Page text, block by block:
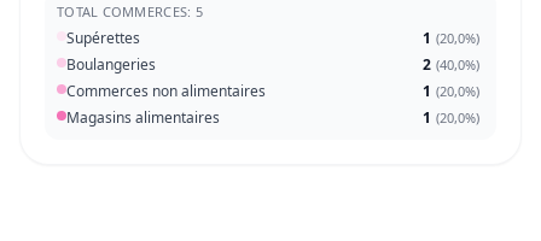
TOTAL COMMERCES: 5
Supérettes 1 (20,0%)
Boulangeries 2 (40,0%)
Commerces non alimentaires 1 (20,0%)
Magasins alimentaires 1 (20,0%)